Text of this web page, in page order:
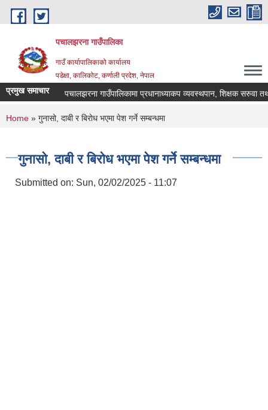
Skip to main content
पचालझरना गाउँपालिका
गाउँ कार्यापालिकाको कार्यालय
पडेक्षा, कालिकोट, कर्णाली प्रदेश, नेपाल
प्रमुख समाचार पचालझरना गाउँपालिकामा प्रधानाध्याकप व्यवस्थपान, शिक्षक सरुवा
You are here
Home » गुनासो, दाबी र बिरोध भएमा पेश गर्ने सम्बन्धमा
गुनासो, दाबी र बिरोध भएमा पेश गर्ने सम्बन्धमा
Submitted on: Sun, 02/02/2025 - 11:07